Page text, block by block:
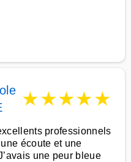
★★★★★
professionnels
écoute et une
une peur bleue